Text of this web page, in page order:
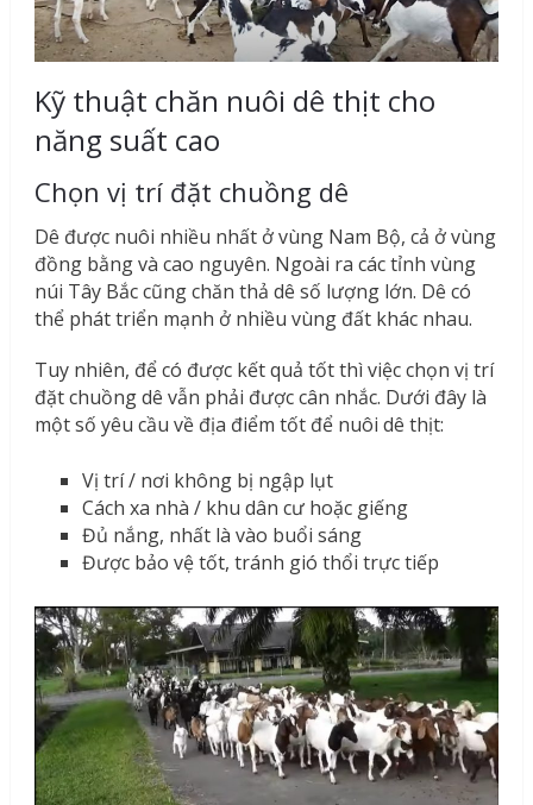
Kỹ thuật chăn nuôi dê thịt cho
năng suất cao
Chọn vị trí đặt chuồng dê
Dê được nuôi nhiều nhất ở vùng Nam Bộ, cả ở vùng
đồng bằng và cao nguyên. Ngoài ra các tỉnh vùng
núi Tây Bắc cũng chăn thả dê số lượng lớn. Dê có
thể phát triển mạnh ở nhiều vùng đất khác nhau.
Tuy nhiên, để có được kết quả tốt thì việc chọn vị trí
đặt chuồng dê vẫn phải được cân nhắc. Dưới đây là
một số yêu cầu về địa điểm tốt để nuôi dê thịt:
Vị trí / nơi không bị ngập lụt
Cách xa nhà / khu dân cư hoặc giếng
Đủ nắng, nhất là vào buổi sáng
Được bảo vệ tốt, tránh gió thổi trực tiếp